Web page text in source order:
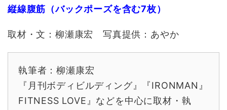
縦線腹筋（バックポーズを含む7枚）
取材・文：柳瀬康宏 写真提供：あやか
執筆者：柳瀬康宏
『月刊ボディビルディング』『IRONMAN』
FITNESS LOVE』などを中心に取材・執